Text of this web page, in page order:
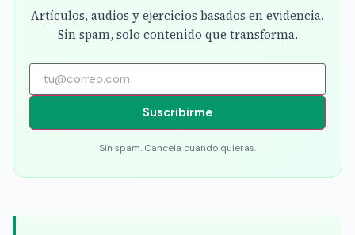
Artículos, audios y ejercicios basados en evidencia.
Sin spam, solo contenido que transforma.
Suscribirme
Sin spam. Cancela cuando quieras.